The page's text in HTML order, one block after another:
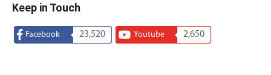
Keep in Touch
Facebook 23,520 Youtube 2,650